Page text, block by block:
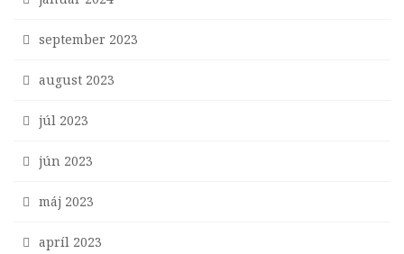
september 2023
august 2023
júl 2023
jún 2023
máj 2023
apríl 2023